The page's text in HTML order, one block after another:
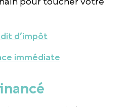
d’impôt
immédiate